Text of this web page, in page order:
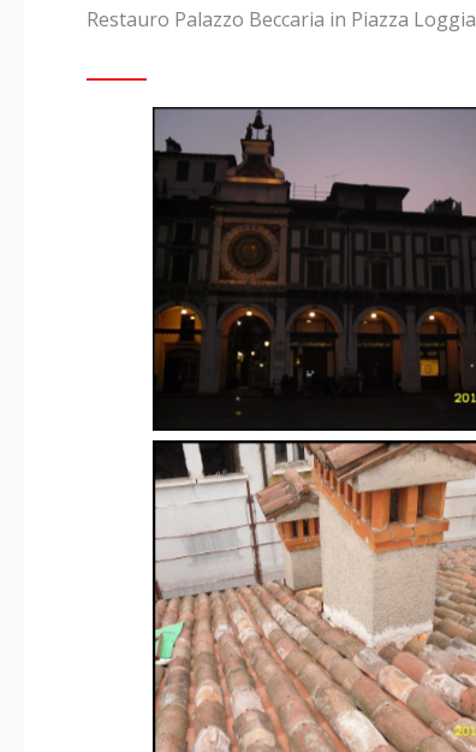
Restauro Palazzo Beccaria in Piazza Loggia